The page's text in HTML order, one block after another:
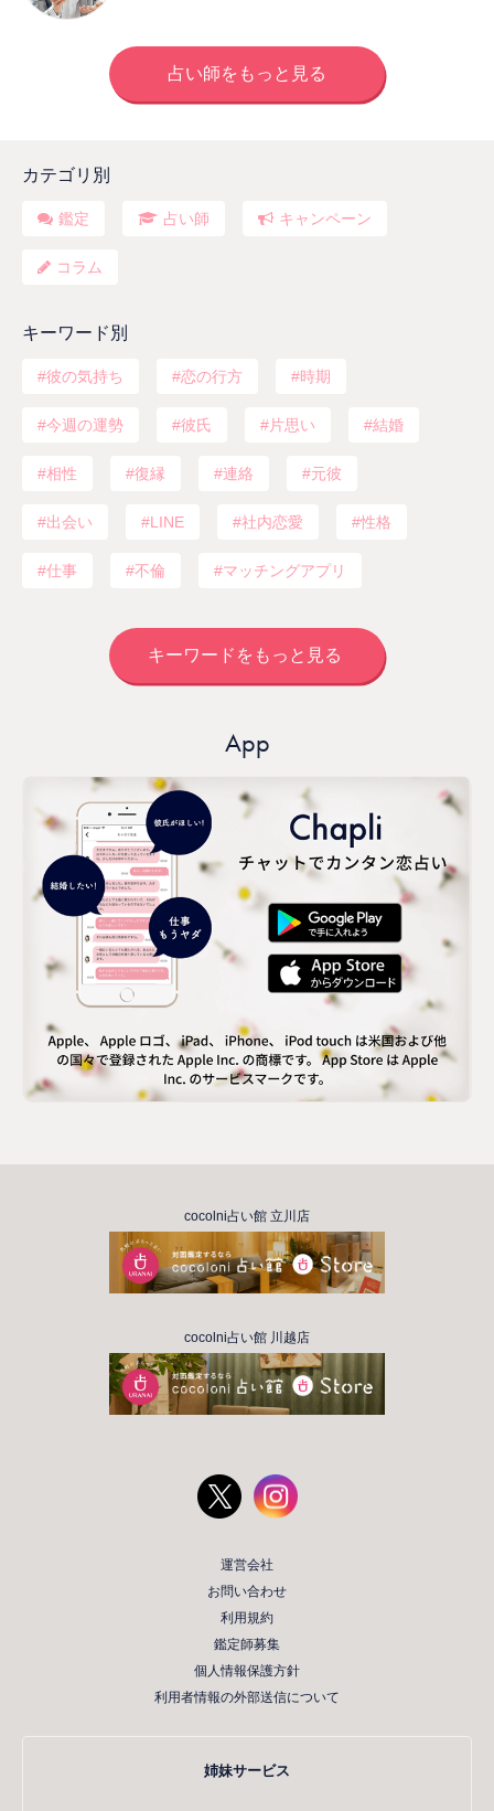
占い師をもっと見る
カテゴリ別
鑑定 占い師 キャンペーン
コラム
キーワード別
彼の気持ち 恋の行方 時期
今週の運勢 彼氏 片思い 結婚
相性 復縁 連絡 元彼
出会い LINE 社内恋愛 性格
仕事 不倫 マッチングアプリ
キーワードをもっと見る
App
cocolni占い館 立川店
cocolni占い館 川越店
運営会社
お問い合わせ
利用規約
鑑定師募集
個人情報保護方針
利用者情報の外部送信について
姉妹サービス